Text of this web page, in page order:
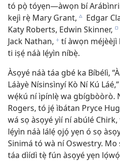
tó pọ̀ tóyẹn—àwọn bí
kejì rẹ̀ Mary Grant, c Edgar
Katy Roberts, Edwin Skinner, e
Jack Nathan, ftí àwọn méjèèjì
ti iṣẹ́ náà lẹ́yìn níbẹ̀.
Àsọyé náà táa gbé ka Bíbélì,
Láàyè Nísinsìnyí Kò Ní Kú
wẹ́kú ní ìpínlẹ̀ wa gbígbòòrò.
Rogers, tó jẹ́ ìbátan Pryce
wá sọ àsọyé yìí ní abúlé
lẹ́yìn náà lálẹ́ ọjọ́ yẹn ó sọ
Sinimá tó wà ní Oswestry.
táa dìídì tẹ̀ fún àsọyé yẹn